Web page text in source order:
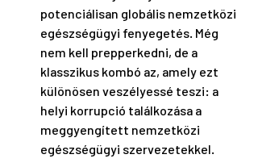
potenciálisan globális nemzetközi
egészségügyi fenyegetés. Még
nem kell prepperkedni, de a
klasszikus kombó az, amely ezt
különösen veszélyessé teszi: a
helyi korrupció találkozása a
meggyengített nemzetközi
egészségügyi szervezetekkel.